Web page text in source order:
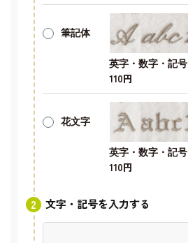
筆記体
英字・数字・記号
110円
花文字
英字・数字・記号
110円
文字・記号を入力する